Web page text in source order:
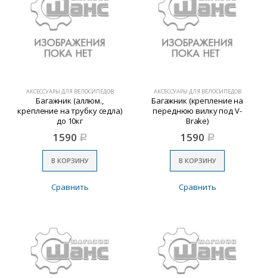
АКСЕССУАРЫ ДЛЯ ВЕЛОСИПЕДОВ
Багажник (аллюм.,
крепление на трубку седла)
до 10кг
1590 Р
В КОРЗИНУ
Сравнить
АКСЕССУАРЫ ДЛЯ ВЕЛОСИПЕДОВ
Багажник (крепление на
переднюю вилку под V-
Brake)
1590 Р
В КОРЗИНУ
Сравнить